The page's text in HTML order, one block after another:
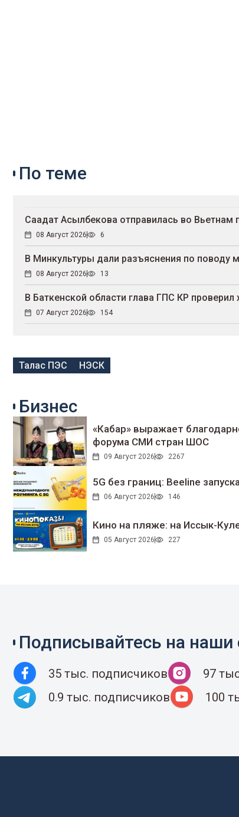
По теме
Саадат Асылбекова отправилась во Вьетнам
08 Август 2026 6
В Минкультуры дали разъяснения по
08 Август 2026 13
В Баткенской области глава ГПС КР
07 Август 2026 154
Талас ПЭС НЭСК
Бизнес
«Кабар» выражает
форума СМИ стран ШОС
09 Август 2026 2267
5G без границ: Beeline
06 Август 2026 146
Кино на пляже: на Иссык-
05 Август 2026 227
Подписывайтесь на наши
35 тыс. подписчиков
97
0.9 тыс. подписчиков
100